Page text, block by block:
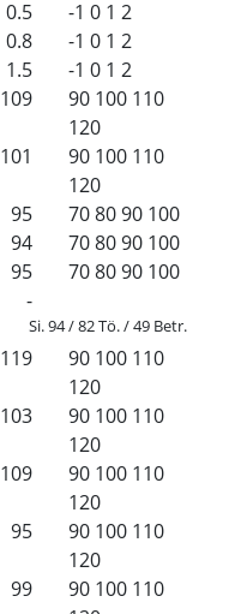
0.5 -1 0 1 2
0.8 -1 0 1 2
1.5 -1 0 1 2
109 90 100 110
120
101 90 100 110
120
95 708090 100
94 708090 100
95 708090 100
-
Si. 94 / 82 Tö. / 49 Betr.
119 90 100 110
120
103 90 100 110
120
109 90 100 110
120
95 90 100 110
120
99 90 100 110